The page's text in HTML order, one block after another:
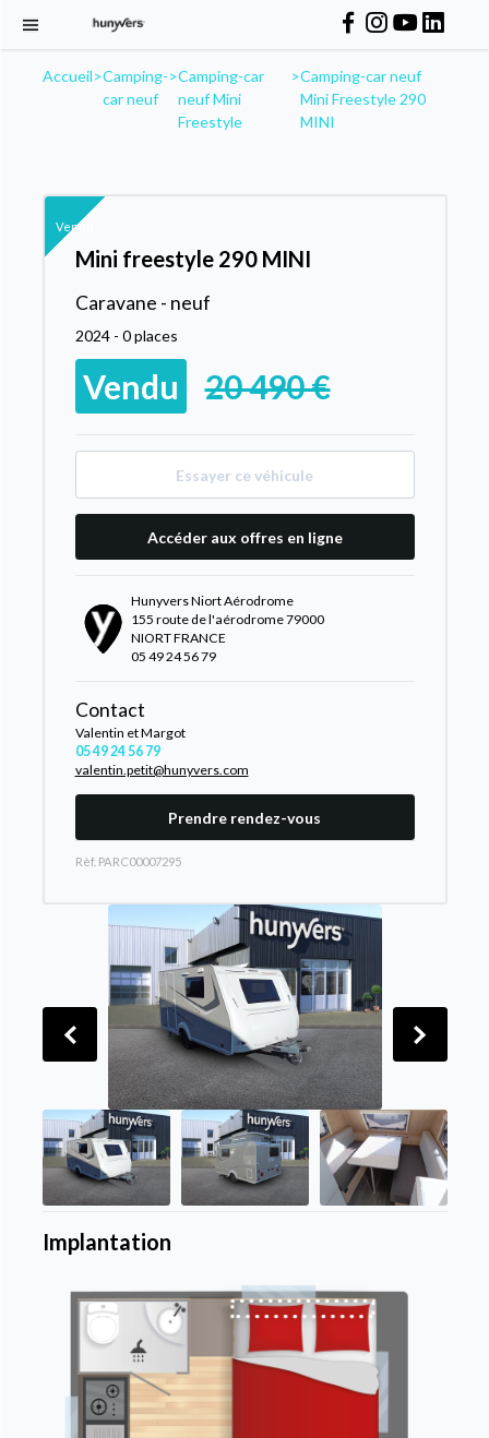
Accueil>Camping-
car neuf
>Camping-car
neuf Mini
Freestyle
>Camping-car neuf
Mini Freestyle 290
MINI
Vendu
Mini freestyle 290 MINI
Caravane - neuf
2024 - 0 places
Vendu 20 490 €
Essayer ce véhicule
Accéder aux offres en ligne
Hunyvers Niort Aérodrome
155 route de l'aérodrome 79000
NIORT FRANCE
05 49 24 56 79
Contact
Valentin et Margot
05 49 24 56 79
valentin.petit@hunyvers.com
Prendre rendez-vous
Rèf. PARC00007295
Implantation